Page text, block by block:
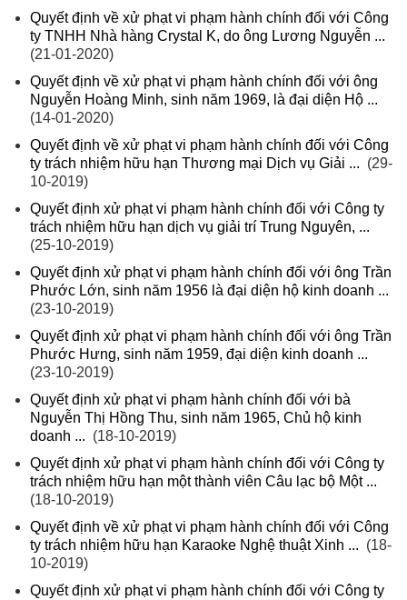
Quyết định về xử phạt vi phạm hành chính đối với Công
ty TNHH Nhà hàng Crystal K, do ông Lương Nguyễn ...
(21-01-2020)
Quyết định về xử phạt vi phạm hành chính đối với ông
Nguyễn Hoàng Minh, sinh năm 1969, là đại diện Hộ ...
(14-01-2020)
Quyết định về xử phạt vi phạm hành chính đối với Công
ty trách nhiệm hữu hạn Thương mại Dịch vụ Giải ... (29-
10-2019)
Quyết định xử phạt vi phạm hành chính đối với Công ty
trách nhiệm hữu hạn dịch vụ giải trí Trung Nguyên, ...
(25-10-2019)
Quyết định xử phạt vi phạm hành chính đối với ông Trần
Phước Lớn, sinh năm 1956 là đại diện hộ kinh doanh ...
(23-10-2019)
Quyết định xử phạt vi phạm hành chính đối với ông Trần
Phước Hưng, sinh năm 1959, đại diện kinh doanh ...
(23-10-2019)
Quyết định xử phạt vi phạm hành chính đối với bà
Nguyễn Thị Hồng Thu, sinh năm 1965, Chủ hộ kinh
doanh ... (18-10-2019)
Quyết định xử phạt vi phạm hành chính đối với Công ty
trách nhiệm hữu hạn một thành viên Câu lạc bộ Một ...
(18-10-2019)
Quyết định về xử phạt vi phạm hành chính đối với Công
ty trách nhiệm hữu hạn Karaoke Nghệ thuật Xinh ... (18-
10-2019)
Quyết định xử phạt vi phạm hành chính đối với Công ty